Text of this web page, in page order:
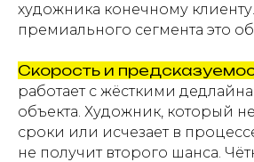
художника конечному
премиального сегмента это
Скорость и
работает с жёсткими
объекта. Художник, который
сроки или исчезает в
не получит второго шанса.